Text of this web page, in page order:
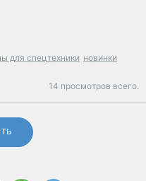
для спецтехники новинки
14 просмотров всего.